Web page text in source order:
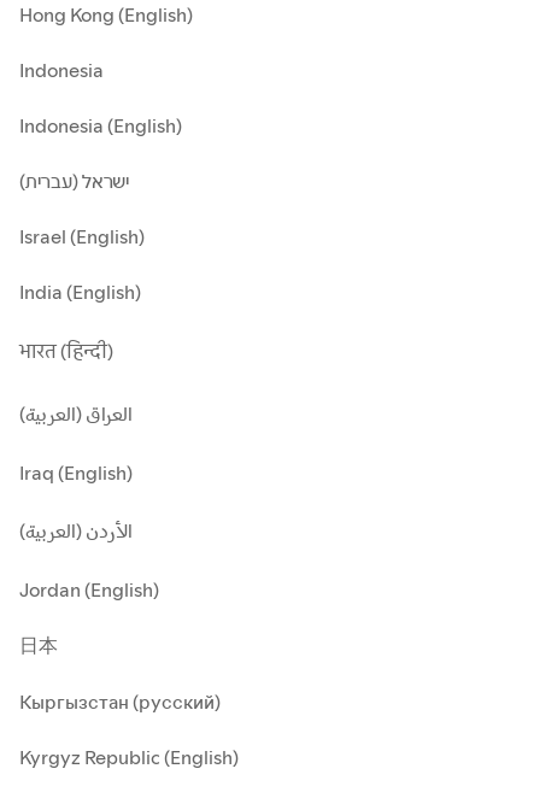
Hong Kong (English)
Indonesia
Indonesia (English)
ישראל (עברית)
Israel (English)
India (English)
भारत (हिन्दी)
العراق (العربية)
Iraq (English)
الأردن (العربية)
Jordan (English)
日本
Кыргызстан (русский)
Kyrgyz Republic (English)